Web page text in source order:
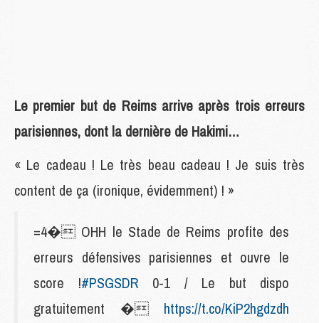
Le premier but de Reims arrive après trois erreurs
parisiennes, dont la dernière de Hakimi…
« Le cadeau ! Le très beau cadeau ! Je suis très
content de ça (ironique, évidemment) ! »
=4� OHH le Stade de Reims profite des
erreurs défensives parisiennes et ouvre le
score !#PSGSDR 0-1 / Le but dispo
gratuitement � https://t.co/KiP2hgdzdh